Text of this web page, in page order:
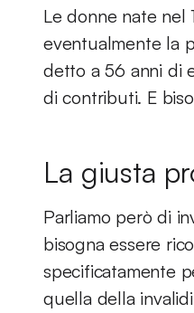
Le donne nate nel
eventualmente la
detto a 56 anni di
di contributi. E
La giusta
Parliamo però di
bisogna essere
specificatamente
quella della